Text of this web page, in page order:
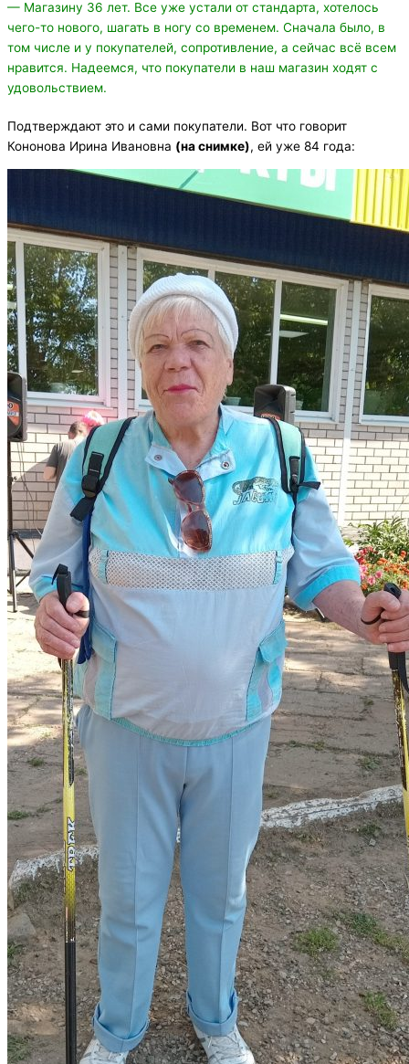
— Магазину 36 лет. Все уже устали от стандарта, хотелось
чего-то нового, шагать в ногу со временем. Сначала было, в
том числе и у покупателей, сопротивление, а сейчас всё всем
нравится. Надеемся, что покупатели в наш магазин ходят с
удовольствием.
Подтверждают это и сами покупатели. Вот что говорит
Кононова Ирина Ивановна (на снимке), ей уже 84 года: